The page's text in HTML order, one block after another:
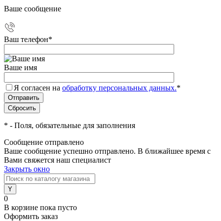
Ваше сообщение
Ваш телефон*
Ваше имя
Я согласен на обработку персональных данных.*
* - Поля, обязательные для заполнения
Сообщение отправлено
Ваше сообщение успешно отправлено. В ближайшее время с
Вами свяжется наш специалист
Закрыть окно
0
В корзине пока пусто
Оформить заказ